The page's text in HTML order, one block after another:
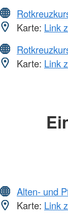
Karte: Link
Karte: Link
Alten- und
Karte: Link